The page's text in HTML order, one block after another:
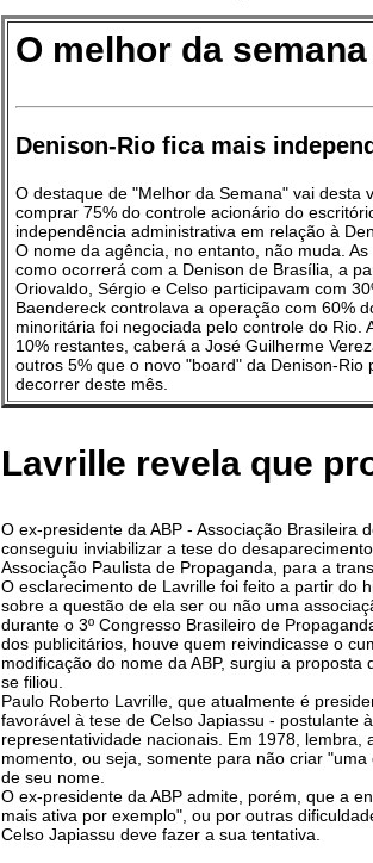
O melhor da semana
Denison-Rio fica mais
O destaque de "Melhor da Semana" vai desta
comprar 75% do controle acionário do
independência administrativa em relação à
O nome da agência, no entanto, não muda.
como ocorrerá com a Denison de Brasília, a
Oriovaldo, Sérgio e Celso participavam com
Baendereck controlava a operação com 60%
minoritária foi negociada pelo controle do Rio.
10% restantes, caberá a José Guilherme
outros 5% que o novo "board" da Denison-
decorrer deste mês.
Lavrille revela que
O ex-presidente da ABP - Associação Brasileira
conseguiu inviabilizar a tese do
Associação Paulista de Propaganda, para a
O esclarecimento de Lavrille foi feito a partir do
sobre a questão de ela ser ou não uma
durante o 3º Congresso Brasileiro de
dos publicitários, houve quem reivindicasse o
modificação do nome da ABP, surgiu a
se filiou.
Paulo Roberto Lavrille, que atualmente é
favorável à tese de Celso Japiassu - postulante
representatividade nacionais. Em 1978, lembra,
momento, ou seja, somente para não criar
de seu nome.
O ex-presidente da ABP admite, porém, que a
mais ativa por exemplo", ou por outras
Celso Japiassu deve fazer a sua tentativa.